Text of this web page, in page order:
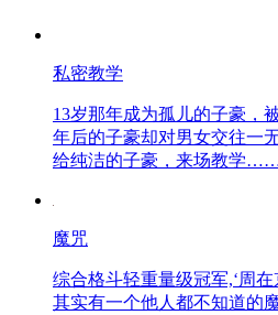
私密教学
13岁那年成为孤儿的子豪，
年后的子豪却对男女交往一
给纯洁的子豪，来场教学
魔咒
综合格斗轻重量级冠军,‘周
其实有一个他人都不知道的